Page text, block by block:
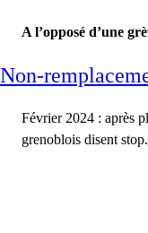
A l’opposé d’une
Non-
Février 2024 : après
grenoblois disent